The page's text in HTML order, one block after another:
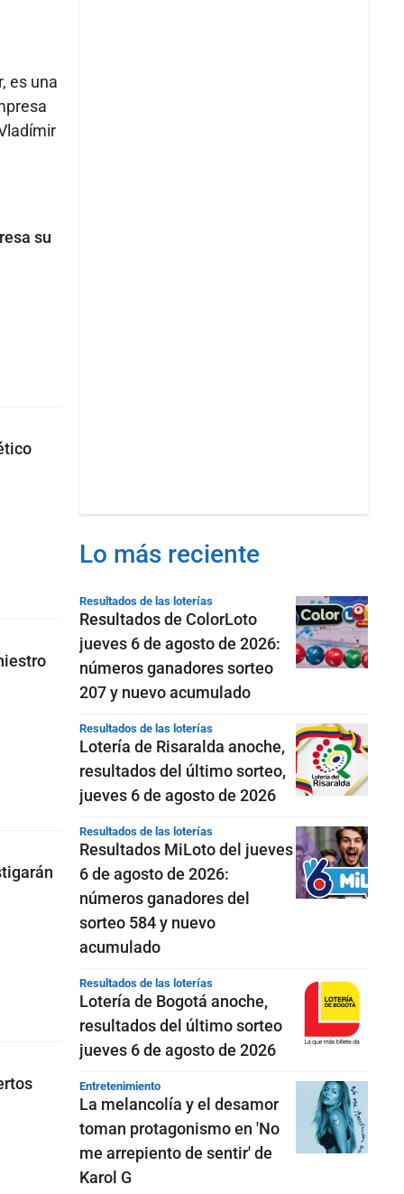
es una
su
Lo más reciente
Resultados de las loterías
Resultados de ColorLoto
jueves 6 de agosto de 2026:
números ganadores sorteo
207 y nuevo acumulado
Resultados de las loterías
Lotería de Risaralda anoche,
resultados del último sorteo,
jueves 6 de agosto de 2026
Resultados de las loterías
Resultados MiLoto del jueves
6 de agosto de 2026:
números ganadores del
sorteo 584 y nuevo
acumulado
Resultados de las loterías
Lotería de Bogotá anoche,
resultados del último sorteo
jueves 6 de agosto de 2026
Entretenimiento
La melancolía y el desamor
toman protagonismo en 'No
me arrepiento de sentir' de
Karol G